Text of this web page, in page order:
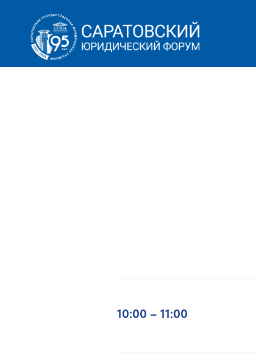
10:00 – 11:00